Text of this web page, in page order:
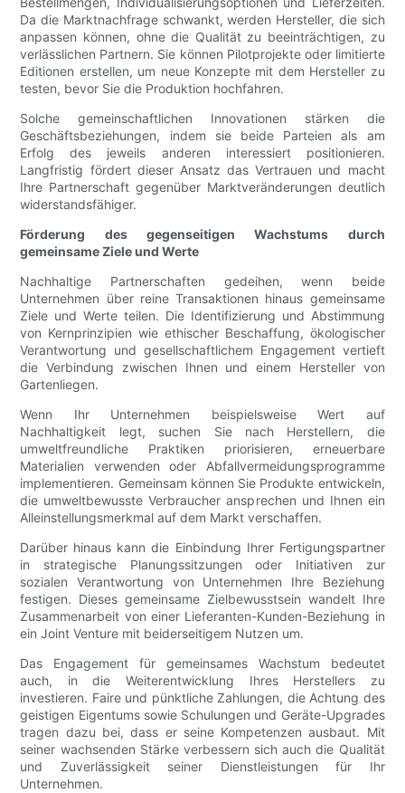
Da die Marktnachfrage schwankt, werden Hersteller, die sich
anpassen können, ohne die Qualität zu beeinträchtigen, zu
verlässlichen Partnern. Sie können Pilotprojekte oder limitierte
Editionen erstellen, um neue Konzepte mit dem Hersteller zu
testen, bevor Sie die Produktion hochfahren.
Solche gemeinschaftlichen Innovationen stärken die
Geschäftsbeziehungen, indem sie beide Parteien als am
Erfolg des jeweils anderen interessiert positionieren.
Langfristig fördert dieser Ansatz das Vertrauen und macht
Ihre Partnerschaft gegenüber Marktveränderungen deutlich
widerstandsfähiger.
Förderung des gegenseitigen Wachstums durch
gemeinsame Ziele und Werte
Nachhaltige Partnerschaften gedeihen, wenn beide
Unternehmen über reine Transaktionen hinaus gemeinsame
Ziele und Werte teilen. Die Identifizierung und Abstimmung
von Kernprinzipien wie ethischer Beschaffung, ökologischer
Verantwortung und gesellschaftlichem Engagement vertieft
die Verbindung zwischen Ihnen und einem Hersteller von
Gartenliegen.
Wenn Ihr Unternehmen beispielsweise Wert auf
Nachhaltigkeit legt, suchen Sie nach Herstellern, die
umweltfreundliche Praktiken priorisieren, erneuerbare
Materialien verwenden oder Abfallvermeidungsprogramme
implementieren. Gemeinsam können Sie Produkte entwickeln,
die umweltbewusste Verbraucher ansprechen und Ihnen ein
Alleinstellungsmerkmal auf dem Markt verschaffen.
Darüber hinaus kann die Einbindung Ihrer Fertigungspartner
in strategische Planungssitzungen oder Initiativen zur
sozialen Verantwortung von Unternehmen Ihre Beziehung
festigen. Dieses gemeinsame Zielbewusstsein wandelt Ihre
Zusammenarbeit von einer Lieferanten-Kunden-Beziehung in
ein Joint Venture mit beiderseitigem Nutzen um.
Das Engagement für gemeinsames Wachstum bedeutet
auch, in die Weiterentwicklung Ihres Herstellers zu
investieren. Faire und pünktliche Zahlungen, die Achtung des
geistigen Eigentums sowie Schulungen und Geräte-Upgrades
tragen dazu bei, dass er seine Kompetenzen ausbaut. Mit
seiner wachsenden Stärke verbessern sich auch die Qualität
und Zuverlässigkeit seiner Dienstleistungen für Ihr
Unternehmen.